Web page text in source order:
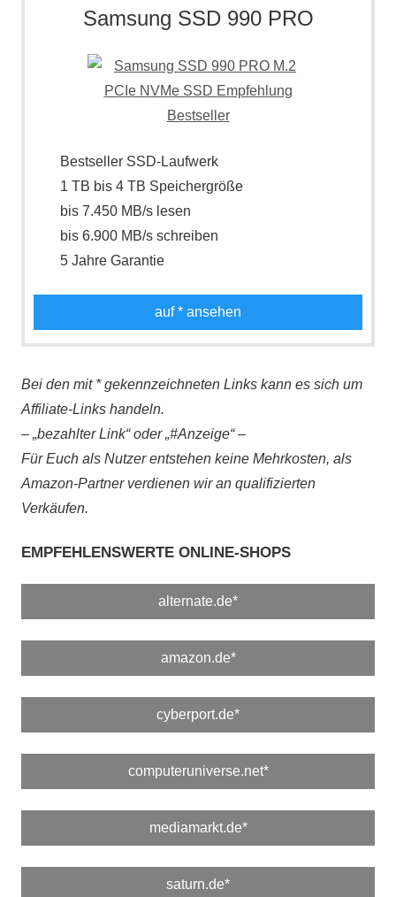
Samsung SSD 990 PRO
Bestseller SSD-Laufwerk
1 TB bis 4 TB Speichergröße
bis 7.450 MB/s lesen
bis 6.900 MB/s schreiben
5 Jahre Garantie
auf* ansehen
Bei den mit * gekennzeichneten Links kann es sich um
Affiliate-Links handeln.
– „bezahlter Link“ oder „#Anzeige“ –
Für Euch als Nutzer entstehen keine Mehrkosten, als
Amazon-Partner verdienen wir an qualifizierten
Verkäufen.
EMPFEHLENSWERTE ONLINE-SHOPS
alternate.de*
amazon.de*
cyberport.de*
computeruniverse.net*
mediamarkt.de*
saturn.de*